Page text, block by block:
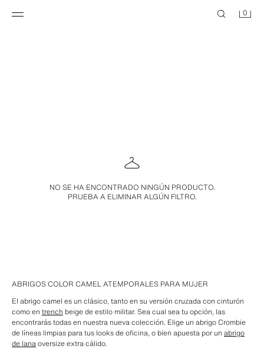
0
NO SE HA ENCONTRADO NINGÚN PRODUCTO.
PRUEBA A ELIMINAR ALGÚN FILTRO.
ABRIGOS COLOR CAMEL ATEMPORALES PARA MUJER
El abrigo camel es un clásico, tanto en su versión cruzada con cinturón
como en trench beige de estilo militar. Sea cual sea tu opción, las
encontrarás todas en nuestra nueva colección. Elige un abrigo Crombie
de líneas limpias para tus looks de oficina, o bien apuesta por un abrigo
de lanaoversize extra cálido.